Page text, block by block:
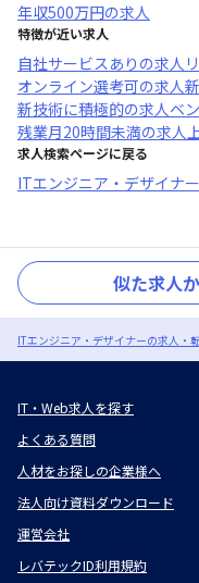
年収500万円の求人
特徴が近い求人
自社サービスあり の求人
オンライン選考可の求人
新技術に積極的の求人ベ
残業月20時間未満の求人
求人検索ページに戻る
ITエンジニア・デザイナ
似た求人
ITエンジニア・デザイナーの求人・
IT・Web求人を探す
よくある質問
人材をお探しの企業様へ
法人向け資料ダウンロード
運営会社
レバテックID利用規約